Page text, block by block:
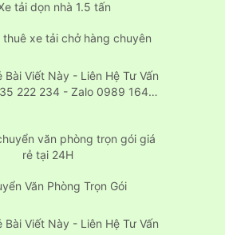
thuê xe tải chở hàng chuyên
Bài Viết Này - Liên Hệ Tư Vấn
222 234 - Zalo 0989 164…
Văn Phòng Trọn Gói
Bài Viết Này - Liên Hệ Tư Vấn